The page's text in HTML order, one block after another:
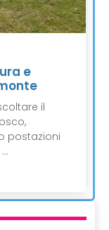
e
il
postazioni